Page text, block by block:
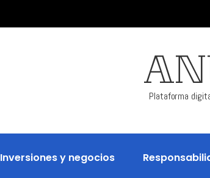
Plataforma
Inversiones y negocios